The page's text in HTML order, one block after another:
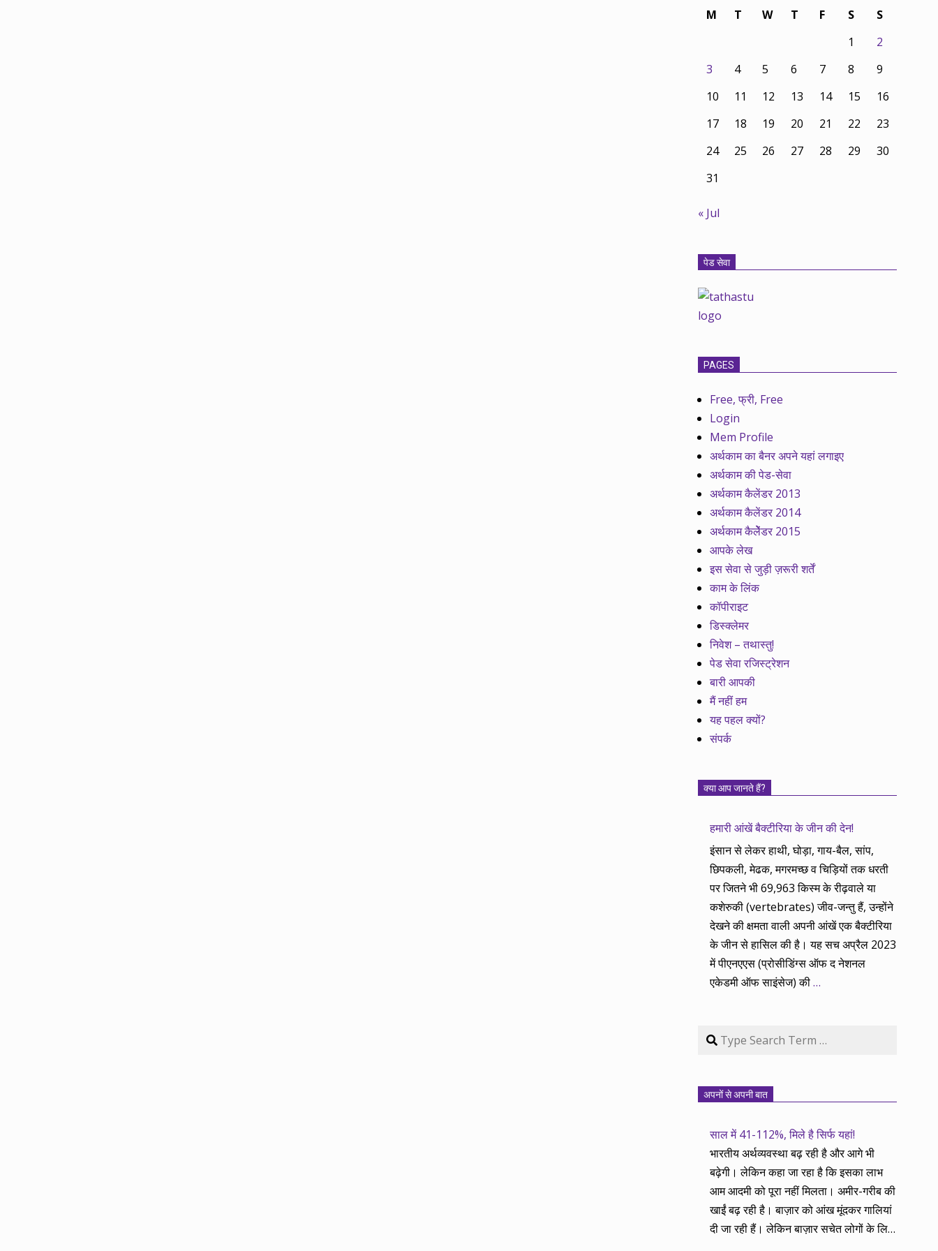
M
T W T F S
S
1
2
3
4 5 6 7 8
9
10
11 12 13 14 15
16
17
18 19 20 21 22
23
24
25 26 27 28 29
30
31
« Jul
पेड सेवा
PAGES
Free, फ्री, Free
Login
Mem Profile
अर्थकाम का बैनर अपने यहां लगाइए
अर्थकाम की पेड-सेवा
अर्थकाम कैलेंडर 2013
अर्थकाम कैलेंडर 2014
अर्थकाम कैलेेंडर 2015
आपके लेख
इस सेवा से जुड़ी ज़रूरी शर्तें
काम के लिंक
कॉपीराइट
डिस्क्लेमर
निवेश – तथास्तु!
पेड सेवा रजिस्ट्रेशन
बारी आपकी
मैं नहीं हम
यह पहल क्यों?
संपर्क
क्या आप जानते हैं?
हमारी आंखें बैक्टीरिया के जीन की देन!
इंसान से लेकर हाथी, घोड़ा, गाय-बैल, सांप,
छिपकली, मेढक, मगरमच्छ व चिड़ियों तक धरती
पर जितने भी 69,963 किस्म के रीढ़वाले या
कशेरुकी (vertebrates) जीव-जन्तु हैं, उन्होंने
देखने की क्षमता वाली अपनी आंखें एक बैक्टीरिया
के जीन से हासिल की है। यह सच अप्रैल 2023
में पीएनएएस (प्रोसीडिंग्स ऑफ द नेशनल
एकेडमी ऑफ साइंसेज) की…
Search
अपनों से अपनी बात
साल में 41-112%, मिले है सिर्फ यहां!
भारतीय अर्थव्यवस्था बढ़ रही है और आगे भी
बढ़ेगी। लेकिन कहा जा रहा है कि इसका लाभ
आम आदमी को पूरा नहीं मिलता। अमीर-गरीब की
खाईं बढ़ रही है। बाज़ार को आंख मूंदकर गालियां
दी जा रही हैं। लेकिन बाज़ार सचेत लोगों के लिए